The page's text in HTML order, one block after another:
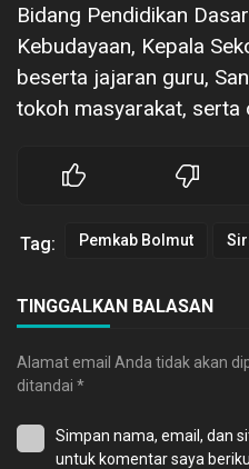
Bidang Pendidikan
Kebudayaan, Kepala
beserta jajaran guru,
tokoh masyarakat, serta
Tag: Pemkab Bolmut
TINGGALKAN BALASAN
Alamat email Anda tidak akan
ditandai *
Simpan nama, email, dan
untuk komentar saya